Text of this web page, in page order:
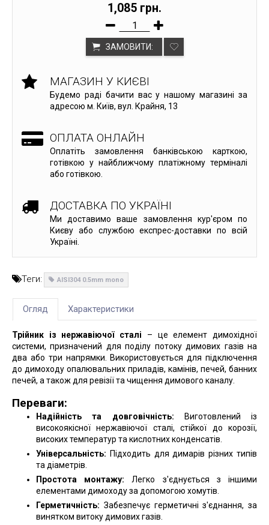
1,085 грн.
ЗАМОВИТИ:
МАГАЗИН У КИЄВІ
Будемо раді бачити вас у нашому магазині за
адресою м. Київ, вул. Крайня, 13
ОПЛАТА ОНЛАЙН
Оплатіть замовлення банківською карткою,
готівкою у найближчому платіжному терміналі
або готівкою.
ДОСТАВКА ПО УКРАЇНІ
Ми доставимо ваше замовлення кур'єром по
Києву або службою експрес-доставки по всій
Україні.
Теги: AISI304 0.5mm mono
Огляд Характеристики
Трійник із нержавіючої сталі – це елемент димохідної
системи, призначений для поділу потоку димових газів на
два або три напрямки. Використовується для підключення
до димоходу опалювальних приладів, камінів, печей, банних
печей, а також для ревізії та чищення димового каналу.
Переваги:
Надійність та довговічність: Виготовлений із
високоякісної нержавіючої сталі, стійкої до корозії,
високих температур та кислотних конденсатів.
Універсальність: Підходить для димарів різних типів
та діаметрів.
Простота монтажу: Легко з'єднується з іншими
елементами димоходу за допомогою хомутів.
Герметичність: Забезпечує герметичні з'єднання, за
винятком витоку димових газів.